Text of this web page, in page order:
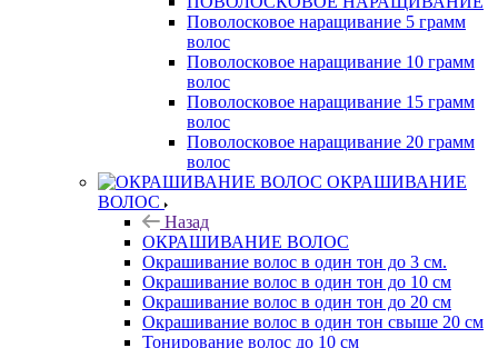
Поволосковое наращивание 5 грамм
волос
Поволосковое наращивание 10 грамм
волос
Поволосковое наращивание 15 грамм
волос
Поволосковое наращивание 20 грамм
волос
ОКРАШИВАНИЕ
ВОЛОС
Назад
ОКРАШИВАНИЕ ВОЛОС
Окрашивание волос в один тон до 3 см.
Окрашивание волос в один тон до 10 см
Окрашивание волос в один тон до 20 см
Окрашивание волос в один тон свыше 20 см
Тонирование волос до 10 см